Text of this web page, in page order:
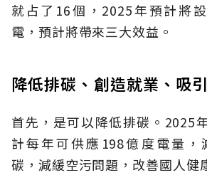
就占了16個，2025年預計將
電，預計將帶來三大效益。
降低排碳、創造就業、吸
首先，是可以降低排碳。2025
計每年可供應198億度電量，
碳，減緩空污問題，改善國人健